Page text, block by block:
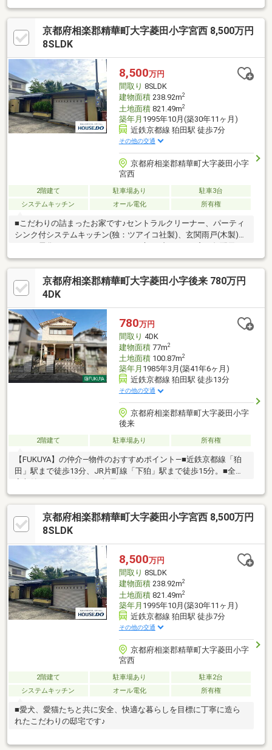
「4LDK」。●和室1部屋＋洋室3部屋が配置されています。●全居
室、南東側の窓より採光が可能です。●キッチンは、IHクッキング
ヒーター・食器洗乾燥機搭載。●トイレは各階に設置有。●和室・
各洋室・1階ホールに、収納スペース有。●各洋室は、いずれも6
います。●前面道路は、幅員約6.0m。●第一種低層住居専用地域内
に位置しています。
京都府相楽郡精華町大字菱田小字宮西 8,500万円
8SLDK
8,500万円
間取り 8SLDK
建物面積238.92m2
土地面積821.49m2
築年月 1995年10月(築30年11ヶ月)
近鉄京都線 狛田駅 徒歩7分
その他の交通
京都府相楽郡精華町大字菱田小字
宮西
2階建て 駐車場あり
駐車3台
システムキッチン
オール電化 所有権
■こだわりの詰まったお家です♪セントラルクリーナー、パーティ
シンク付システムキッチン(独：ツアイコ社製)、玄関雨戸(木製)、
井、トイレと洗面室(各3カ所)■大型犬用放し飼いフェンス：扉(ヨ
ドコウ製) 愛犬のストレスフリー＆散歩不要の感染予防長寿老
犬/癒しと防犯■裏通路/4ｍ幅屋根付きロング作業所物干し、洗濯
機置き場(2台分)、大型キャビネット(三台)■下記現在敷地内の庭
レープフルーツ・レモン等■京奈和『精華下拍I.C』まで車5分です
♪
京都府相楽郡精華町大字菱田小字後来 780万円
4DK
780万円
間取り 4DK
建物面積77m2
土地面積100.87m2
築年月 1985年3月(築41年6ヶ月)
近鉄京都線 狛田駅 徒歩13分
その他の交通
京都府相楽郡精華町大字菱田小字
後来
2階建て 駐車場あり 所有権
【FUKUYA】の仲介―物件のおすすめポイント―■近鉄京都線「狛
田」駅まで徒歩13分、JR片町線「下狛」駅まで徒歩15分。■全居
■喧騒から離れた閑静な住宅地です。◎現況空き家のためゆっく
りご内覧可能です！是非お気軽にお問い合わせください！◇近隣
施設◇・サンフレッシュ狛田店まで約1050m・クスリのアオキ下
狛店まで約1400m
京都府相楽郡精華町大字菱田小字宮西 8,500万円
8SLDK
8,500万円
間取り 8SLDK
建物面積238.92m2
土地面積821.49m2
築年月 1995年10月(築30年11ヶ月)
近鉄京都線 狛田駅 徒歩7分
その他の交通
京都府相楽郡精華町大字菱田小字
宮西
2階建て 駐車場あり
駐車2台
システムキッチン
オール電化 所有権
■愛犬、愛猫たちと共に安全、快適な暮らしを目標に丁寧に造ら
れたこだわりの邸宅です♪